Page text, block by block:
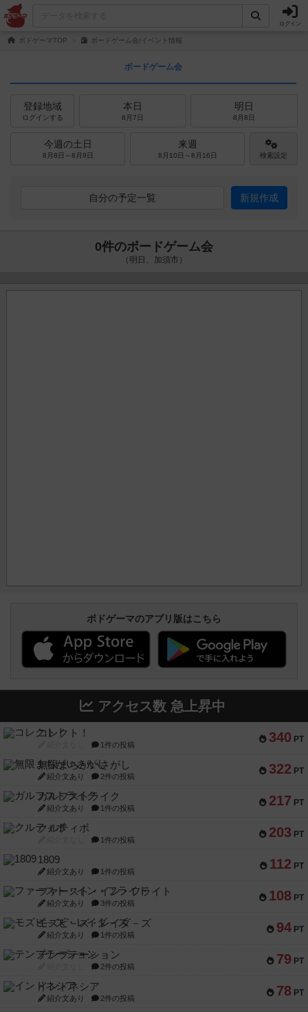
ログイン
ボドゲーマTOP ボードゲーム会/イベント情報
ボードゲーム会
登録地域
ログインする
本日
8月7日
明日
8月8日
今週の土日
8月8日～8月9日
来週
8月10日～8月16日 検索設定
自分の予定一覧 新規作成
0件のボードゲーム会
（明日、加須市）
ボドゲーマのアプリ版はこちら
アクセス数 急上昇中
340 PT
コレクト！
1件の投稿
322 PT
無限まちがいさがし
紹介文あり 2件の投稿
217 PT
ガルフストライク
紹介文あり 1件の投稿
203 PT
クルティボ
1件の投稿
112 PT
1809
紹介文あり 1件の投稿
108 PT
ファースト・イン・フライト
紹介文あり 3件の投稿
94 PT
モズビ－ズ・レイダ－ズ
紹介文あり 1件の投稿
79 PT
テンプテーション
2件の投稿
78 PT
インドネシア
紹介文あり 2件の投稿